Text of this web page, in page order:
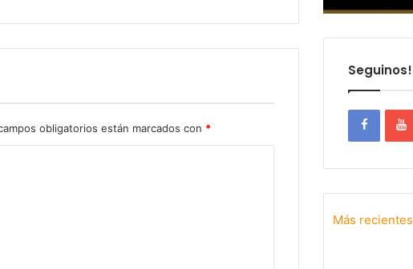
obligatorios están marcados con *
Seguinos!
Más recientes